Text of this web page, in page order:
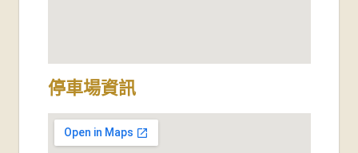
停車場資訊